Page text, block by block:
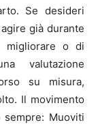
Se desideri
già durante
migliorare o di
valutazione
su misura,
Il movimento
sempre: Muoviti